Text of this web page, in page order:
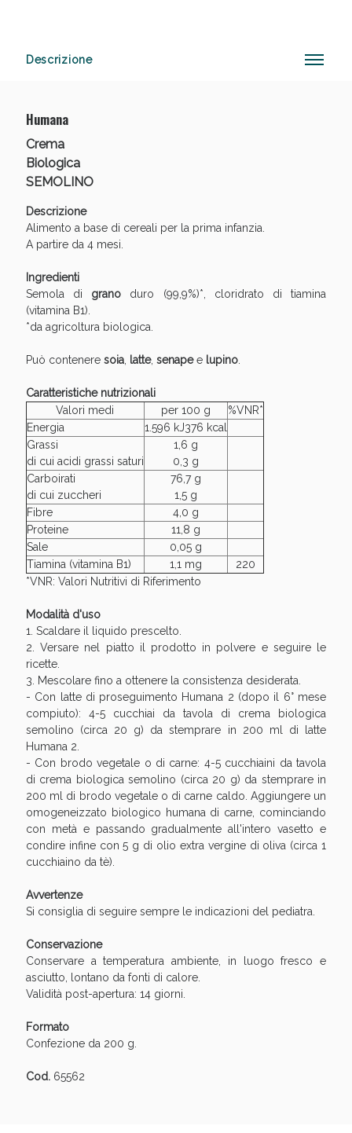
Descrizione
Humana
Crema
Biologica
SEMOLINO
Descrizione
Alimento a base di cereali per la prima infanzia.
A partire da 4 mesi.
Ingredienti
Semola di grano duro (99,9%)*, cloridrato di tiamina
(vitamina B1).
*da agricoltura biologica.
Può contenere soia, latte, senapee lupino.
Caratteristiche nutrizionali
Valori medi
per 100 g
%VNR*
Energia
1.596 kJ376 kcal
Grassi
di cui acidi grassi saturi
1,6 g
0,3 g
Carboirati
di cui zuccheri
76,7 g
1,5 g
Fibre
4,0 g
Proteine
11,8 g
Sale
0,05 g
Tiamina (vitamina B1)
1,1 mg
220
*VNR: Valori Nutritivi di Riferimento
Modalità d'uso
1. Scaldare il liquido prescelto.
2. Versare nel piatto il prodotto in polvere e seguire le
ricette.
3. Mescolare fino a ottenere la consistenza desiderata.
- Con latte di proseguimento Humana 2 (dopo il 6° mese
compiuto): 4-5 cucchiai da tavola di crema biologica
semolino (circa 20 g) da stemprare in 200 ml di latte
Humana 2.
- Con brodo vegetale o di carne: 4-5 cucchiaini da tavola
di crema biologica semolino (circa 20 g) da stemprare in
200 ml di brodo vegetale o di carne caldo. Aggiungere un
omogeneizzato biologico humana di carne, cominciando
con metà e passando gradualmente all'intero vasetto e
condire infine con 5 g di olio extra vergine di oliva (circa 1
cucchiaino da tè).
Avvertenze
Si consiglia di seguire sempre le indicazioni del pediatra.
Conservazione
Conservare a temperatura ambiente, in luogo fresco e
asciutto, lontano da fonti di calore.
Validità post-apertura: 14 giorni.
Formato
Confezione da 200 g.
Cod.65562
Anticellulite e Fanghi: Sconto fino al 40% valido
Sconto fino al 55% disponibile oggi!
Vie Urinarie e Prostata: Sconti fino al 45% oggi!
Benessere Intestinale: Sconto fino al 55% valido
oggi!